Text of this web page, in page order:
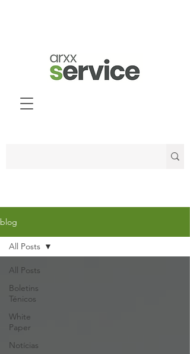
blog
All Posts
Boletins
Ténicos
White
Paper
Notícias
All Posts